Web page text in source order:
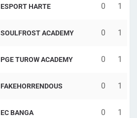
ESPORT HARTE 0 1
SOULFROST ACADEMY 0 1
PGE TUROW ACADEMY 0 1
FAKEHORRENDOUS 0 1
EC BANGA 0 1